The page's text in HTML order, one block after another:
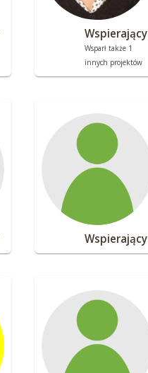
Wspierający
Wsparł także 1
innych projektów
Wspierający